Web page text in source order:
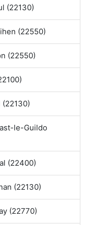
(22130)
(22550)
(22550)
le-Guildo
(22400)
(22130)
(22770)